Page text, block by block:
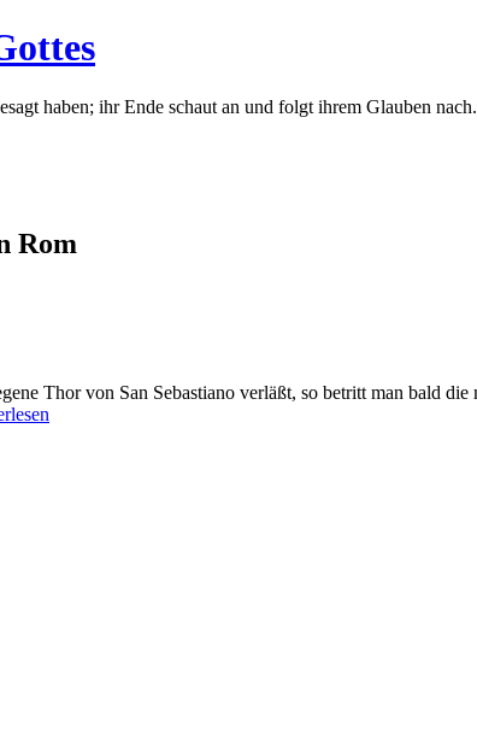
haben; ihr Ende schaut an und folgt ihrem Glauben nach.
Rom
Thor von San Sebastiano verläßt, so betritt man bald